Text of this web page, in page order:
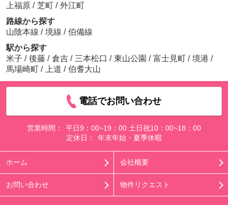
上福原 / 芝町 / 外江町
路線から探す
山陰本線 / 境線 / 伯備線
駅から探す
米子 / 後藤 / 倉吉 / 三本松口 / 東山公園 / 富士見町 / 境港 /
馬場崎町 / 上道 / 伯耆大山
電話でお問い合わせ
営業時間：
平日9：00~19：00 土日祝10：00~18：00
定休日：
年末年始・夏季休暇
ホーム 会社概要
お問い合わせ 物件リクエスト